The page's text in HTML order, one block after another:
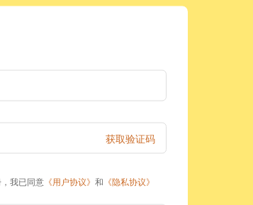
获取验证码
我已同意 《用户协议》 和 《隐私协议》